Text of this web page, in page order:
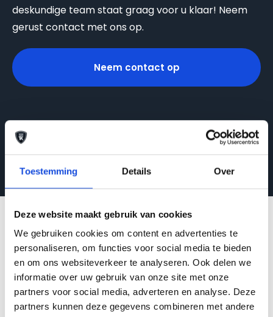
Toestemming Details Over
Deze website maakt gebruik van cookies
We gebruiken cookies om content en advertenties te
personaliseren, om functies voor social media te bieden
en om ons websiteverkeer te analyseren. Ook delen we
informatie over uw gebruik van onze site met onze
partners voor social media, adverteren en analyse. Deze
partners kunnen deze gegevens combineren met andere
deskundige team staat graag voor u klaar! Neem
gerust contact met ons op.
Neem contact op
9,7